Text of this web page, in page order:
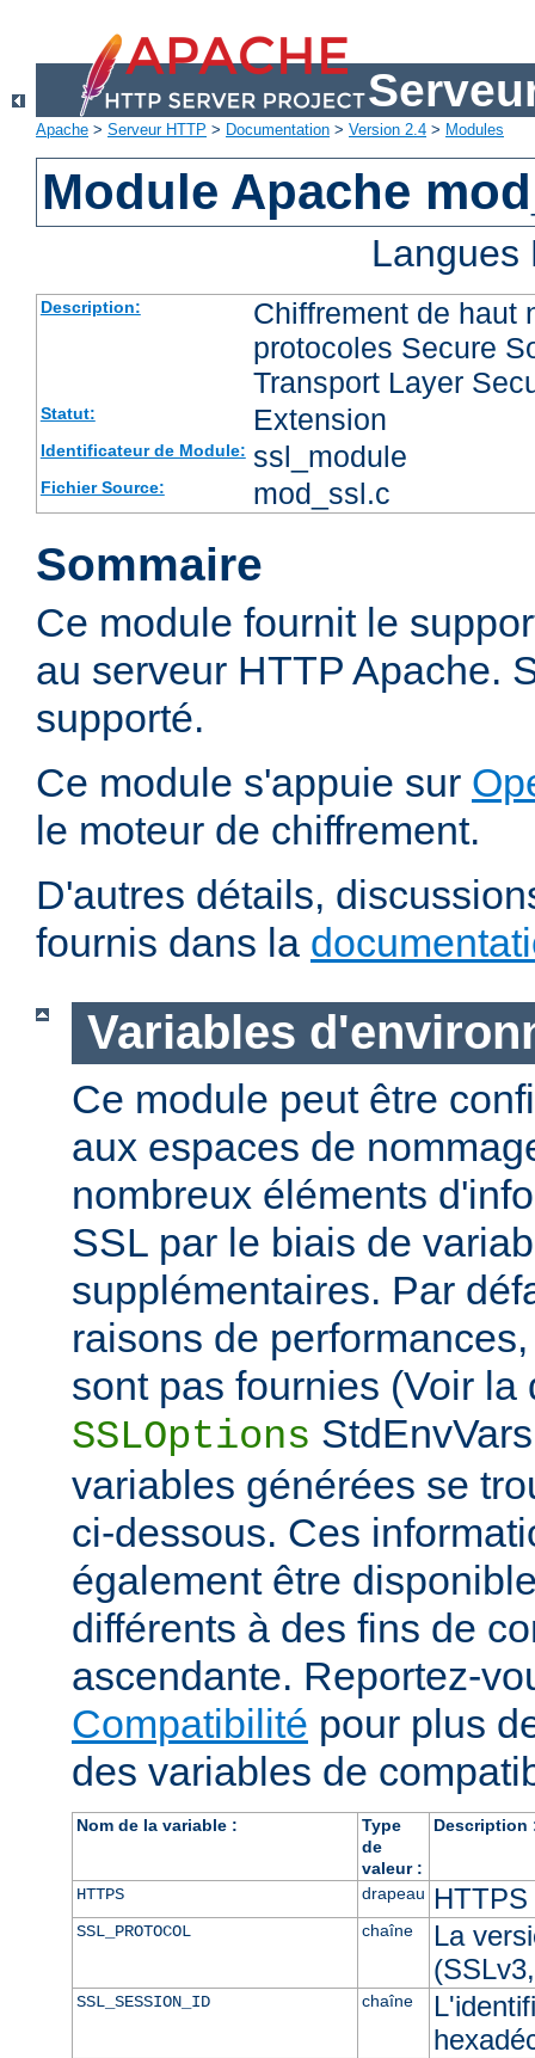
Apache > Serveur HTTP > Documentation > Version 2.4 > Modules
Module Apache
Description:
Chiffrement de haut
protocoles Secure
Transport Layer
Statut: Extension
Identificateur de Module: ssl_module
Fichier Source: mod_ssl.c
Sommaire
Ce module fournit le
au serveur HTTP Apache.
supporté.
Ce module s'appuie sur
le moteur de chiffrement.
D'autres détails,
fournis dans la
Variables
Ce module peut être
aux espaces de
nombreux éléments
SSL par le biais de
supplémentaires. Par
raisons de
sont pas fournies (Voir la
SSLOptions
variables générées se
ci-dessous. Ces
également être
différents à des fins de
ascendante. Reportez-
Compatibilité pour plus
des variables de
Nom de la variable :
Type
de
valeur :
Description
HTTPS drapeau
SSL_PROTOCOL chaîne
La
SSL_SESSION_ID chaîne